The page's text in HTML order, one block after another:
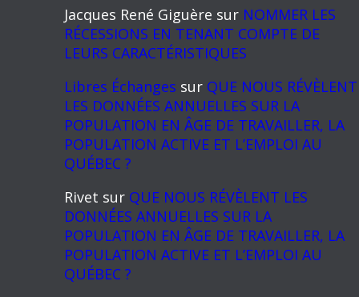
Jacques René Giguère sur NOMMER LES
RÉCESSIONS EN TENANT COMPTE DE
LEURS CARACTÉRISTIQUES
Libres Échanges sur QUE NOUS RÉVÈLENT
LES DONNÉES ANNUELLES SUR LA
POPULATION EN ÂGE DE TRAVAILLER, LA
POPULATION ACTIVE ET L’EMPLOI AU
QUÉBEC ?
Rivet sur QUE NOUS RÉVÈLENT LES
DONNÉES ANNUELLES SUR LA
POPULATION EN ÂGE DE TRAVAILLER, LA
POPULATION ACTIVE ET L’EMPLOI AU
QUÉBEC ?